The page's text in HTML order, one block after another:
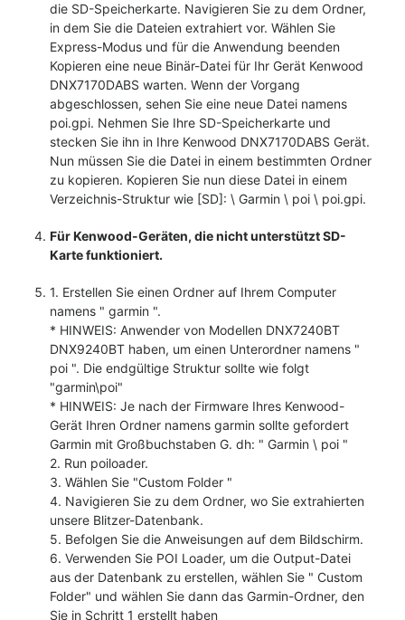
die SD-Speicherkarte. Navigieren Sie zu dem Ordner,
in dem Sie die Dateien extrahiert vor. Wählen Sie
Express-Modus und für die Anwendung beenden
Kopieren eine neue Binär-Datei für Ihr Gerät Kenwood
DNX7170DABS warten. Wenn der Vorgang
abgeschlossen, sehen Sie eine neue Datei namens
poi.gpi. Nehmen Sie Ihre SD-Speicherkarte und
stecken Sie ihn in Ihre Kenwood DNX7170DABS Gerät.
Nun müssen Sie die Datei in einem bestimmten Ordner
zu kopieren. Kopieren Sie nun diese Datei in einem
Verzeichnis-Struktur wie [SD]: \ Garmin \ poi \ poi.gpi.
Für Kenwood-Geräten, die nicht unterstützt SD-
Karte funktioniert.
1. Erstellen Sie einen Ordner auf Ihrem Computer
namens " garmin ".
* HINWEIS: Anwender von Modellen DNX7240BT
DNX9240BT haben, um einen Unterordner namens "
poi ". Die endgültige Struktur sollte wie folgt
"garmin\poi"
* HINWEIS: Je nach der Firmware Ihres Kenwood-
Gerät Ihren Ordner namens garmin sollte gefordert
Garmin mit Großbuchstaben G. dh: " Garmin \ poi "
2. Run poiloader.
3. Wählen Sie "Custom Folder "
4. Navigieren Sie zu dem Ordner, wo Sie extrahierten
unsere Blitzer-Datenbank.
5. Befolgen Sie die Anweisungen auf dem Bildschirm.
6. Verwenden Sie POI Loader, um die Output-Datei
aus der Datenbank zu erstellen, wählen Sie " Custom
Folder" und wählen Sie dann das Garmin-Ordner, den
Sie in Schritt 1 erstellt haben